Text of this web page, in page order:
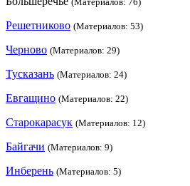
Решетниково (Материалов: 53)
Черново (Материалов: 29)
Тусказань (Материалов: 24)
Евгащино (Материалов: 22)
Старокарасук (Материалов: 12)
Байгачи (Материалов: 9)
Инберень (Материалов: 5)